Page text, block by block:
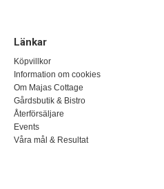
Länkar
Köpvillkor
Information om cookies
Om Majas Cottage
Gårdsbutik & Bistro
Återförsäljare
Events
Våra mål & Resultat